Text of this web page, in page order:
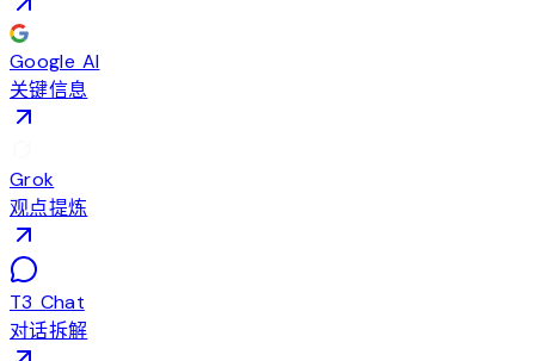
Google AI
关键信息
Grok
观点提炼
T3 Chat
对话拆解